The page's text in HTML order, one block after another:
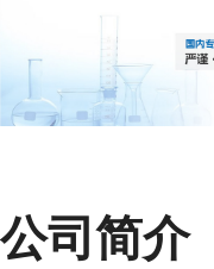
公司简介